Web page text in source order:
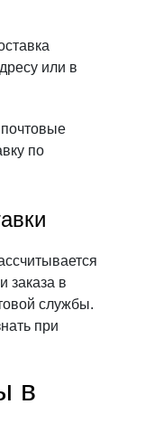
или в
по
заказа в
службы.
при
в